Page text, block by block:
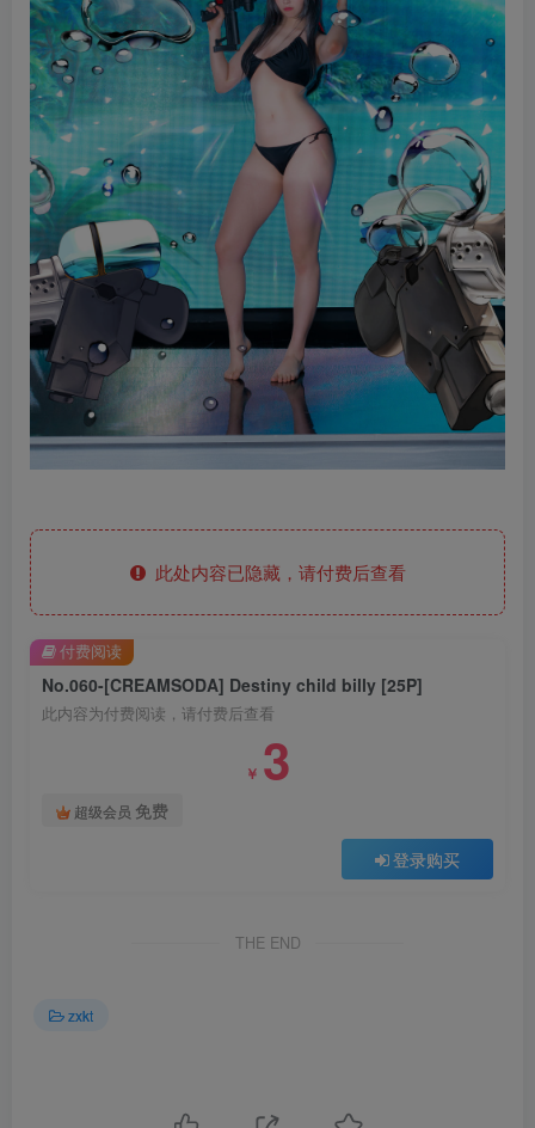
此处内容已隐藏，请付费后查看
No.060-[CREAMSODA] Destiny child billy [25P]
此内容为付费阅读，请付费后查看
￥ 3
超级会员 免费
登录购买
付费阅读
THE END
zxkt